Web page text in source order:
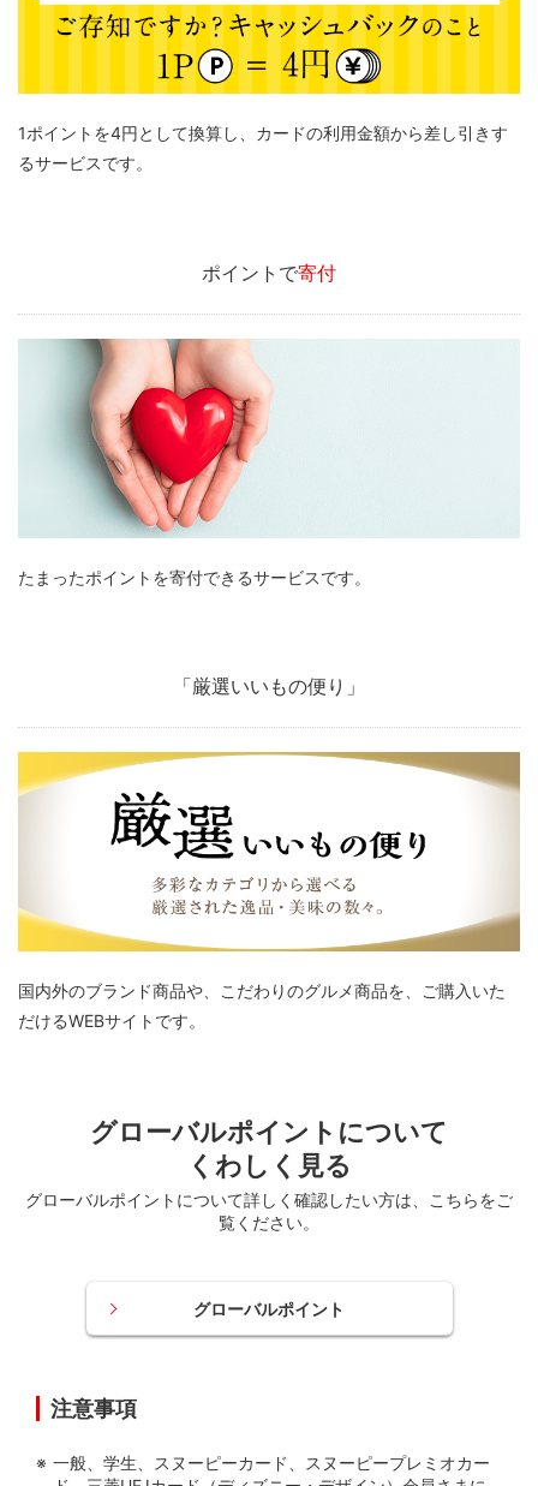
1ポイントを4円として換算し、カードの利用金額から差し引きす
るサービスです。
ポイントで寄付
たまったポイントを寄付できるサービスです。
「厳選いいもの便り」
国内外のブランド商品や、こだわりのグルメ商品を、ご購入いた
だけるWEBサイトです。
グローバルポイントについて
くわしく見る
グローバルポイントについて詳しく確認したい方は、
こちらをご
覧ください。
グローバルポイント
注意事項
一般、学生、スヌーピーカード、スヌーピープレミオカー